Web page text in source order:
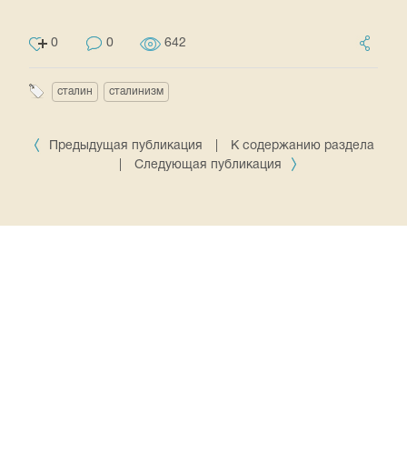
0 0 642
сталин сталинизм
Предыдущая публикация
К содержанию раздела
Следующая публикация